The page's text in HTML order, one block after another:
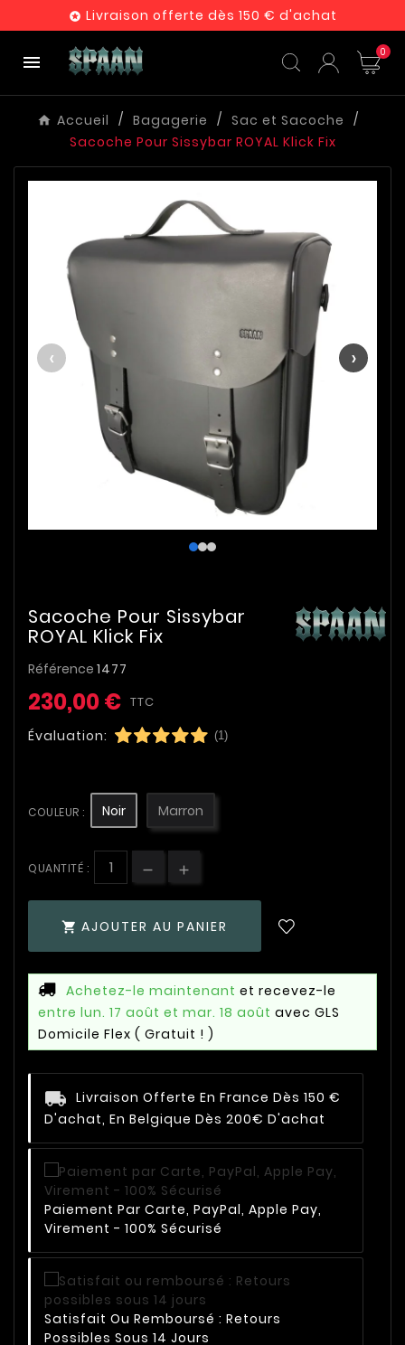
 Livraison offerte dès 150 € d'achat
 0
Accueil Bagagerie
Sac et Sacoche
Sacoche Pour Sissybar ROYAL Klick Fix
‹ ›
Sacoche Pour Sissybar
ROYAL Klick Fix
Référence 1477
230,00 € TTC
Évaluation: (1)
COULEUR : Noir Marron
QUANTITÉ :
 AJOUTER AU PANIER
Achetez-le maintenant et recevez-le
entre lun. 17 août et mar. 18 août avec GLS
Domicile Flex ( Gratuit ! )
Livraison Offerte En France Dès 150 €
D'achat, En Belgique Dès 200€ D'achat
Paiement Par Carte, PayPal, Apple Pay,
Virement - 100% Sécurisé
Satisfait Ou Remboursé : Retours
Possibles Sous 14 Jours